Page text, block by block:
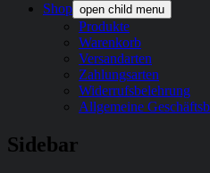
Shop open child menu
Produkte
Warenkorb
Versandarten
Zahlungsarten
Widerrufsbelehrung
Allgemeine
Sidebar